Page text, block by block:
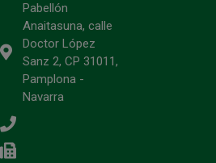
Pabellón
Anaitasuna, calle
Doctor López
Sanz 2, CP 31011,
Pamplona -
Navarra